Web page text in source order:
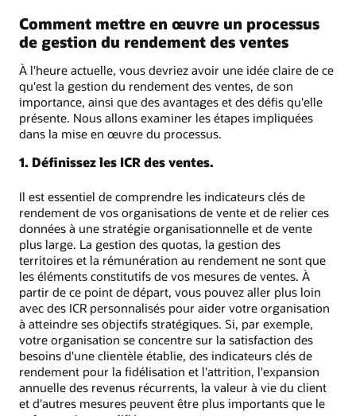
Comment mettre en œuvre un processus
de gestion du rendement des ventes
À l'heure actuelle, vous devriez avoir une idée claire de ce
qu'est la gestion du rendement des ventes, de son
importance, ainsi que des avantages et des défis qu'elle
présente. Nous allons examiner les étapes impliquées
dans la mise en œuvre du processus.
1. Définissez les ICR des ventes.
Il est essentiel de comprendre les indicateurs clés de
rendement de vos organisations de vente et de relier ces
données à une stratégie organisationnelle et de vente
plus large. La gestion des quotas, la gestion des
territoires et la rémunération au rendement ne sont que
les éléments constitutifs de vos mesures de ventes. À
partir de ce point de départ, vous pouvez aller plus loin
avec des ICR personnalisés pour aider votre organisation
à atteindre ses objectifs stratégiques. Si, par exemple,
votre organisation se concentre sur la satisfaction des
besoins d'une clientèle établie, des indicateurs clés de
rendement pour la fidélisation et l'attrition, l'expansion
annuelle des revenus récurrents, la valeur à vie du client
et d'autres mesures peuvent être plus importants que le